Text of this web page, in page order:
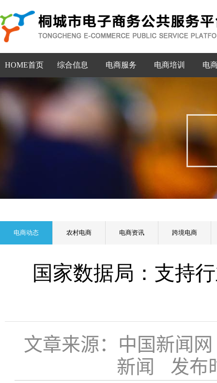
HOME首页 综合信息 电商服务 电商培训 电
电商动态 农村电商 电商资讯 跨境电商
国家数据局：支持
文章来源：中国新闻
新闻 发布